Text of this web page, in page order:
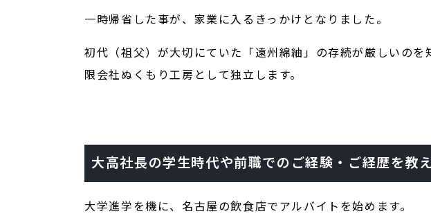
一時帰省した事が、家業に入るきっかけとなりました。
初代（祖父）が大切にていた「遠州綿紬」の存続が厳しいの
限会社ぬくもり工房として独立します。
大高社長の学生時代や前職でのご経験・ご経歴を教え
大学進学を機に、名古屋の飲食店でアルバイトを始めます。